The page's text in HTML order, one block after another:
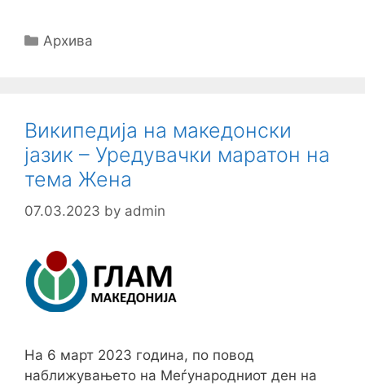
Categories
Архива
Википедија на македонски
јазик – Уредувачки маратон на
тема Жена
07.03.2023 by admin
На 6 март 2023 година, по повод
наближувањето на Меѓународниот ден на